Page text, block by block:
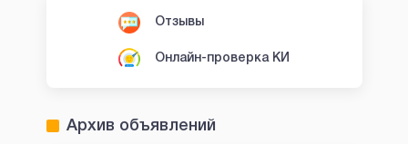
Отзывы
Онлайн-проверка КИ
Архив объявлений